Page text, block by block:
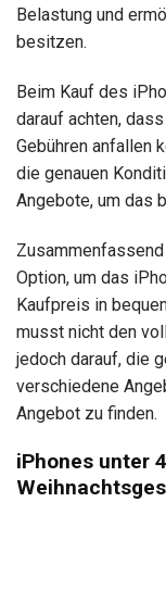
Belastung und
besitzen.
Beim Kauf des
darauf achten,
Gebühren anfallen
die genauen
Angebote, um das
Option, um das
Kaufpreis in
musst nicht den
jedoch darauf, die
verschiedene
Angebot zu finden.
iPhones unter